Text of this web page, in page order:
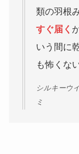
類の羽根
すぐ届く
いう間に
も怖くな
シルキーウ
ミ